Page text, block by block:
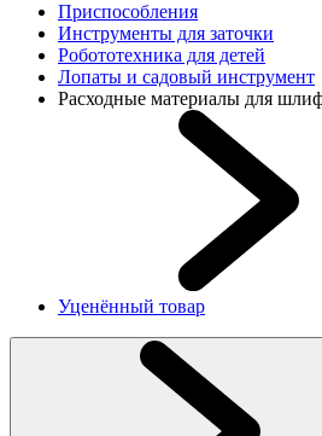
Приспособления
Инструменты для заточки
Робототехника для детей
Лопаты и садовый инструмент
Расходные материалы для
Уценённый товар